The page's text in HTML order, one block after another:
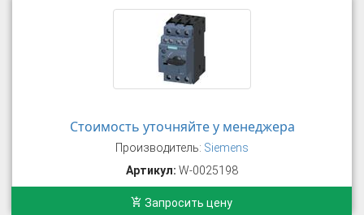
Стоимость уточняйте у менеджера
Производитель: Siemens
Артикул: W-0025198
Запросить цену